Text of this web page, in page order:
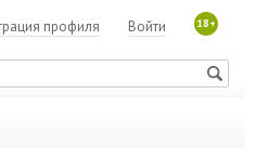
18+
Войти
профиля